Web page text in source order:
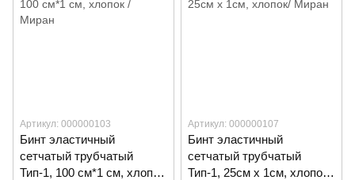
Артикул: 000000103
Бинт эластичный
сетчатый трубчатый
Тип-1, 100 см*1 см, хлопок
Артикул: 000000107
Бинт эластичный
сетчатый трубчатый
Тип-1, 25см х 1см, хлопок/